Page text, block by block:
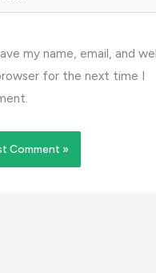
my name, email, and
for the next time I